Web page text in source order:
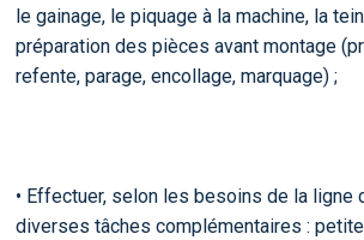
le gainage, le piquage à la machine, la
préparation des pièces avant montage
refente, parage, encollage, marquage) ;
• Effectuer, selon les besoins de la ligne
diverses tâches complémentaires :